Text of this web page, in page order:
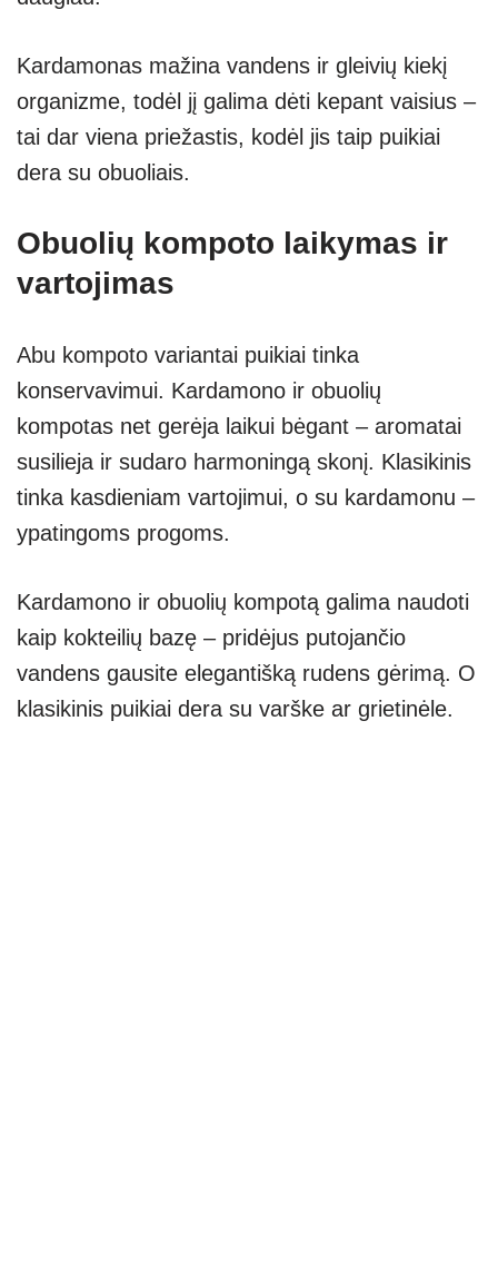
Kardamonas mažina vandens ir gleivių kiekį
organizme, todėl jį galima dėti kepant vaisius –
tai dar viena priežastis, kodėl jis taip puikiai
dera su obuoliais.
Obuolių kompoto laikymas ir
vartojimas
Abu kompoto variantai puikiai tinka
konservavimui. Kardamono ir obuolių
kompotas net gerėja laikui bėgant – aromatai
susilieja ir sudaro harmoningą skonį. Klasikinis
tinka kasdieniam vartojimui, o su kardamonu –
ypatingoms progoms.
Kardamono ir obuolių kompotą galima naudoti
kaip kokteilių bazę – pridėjus putojančio
vandens gausite elegantišką rudens gėrimą. O
klasikinis puikiai dera su varške ar grietinėle.